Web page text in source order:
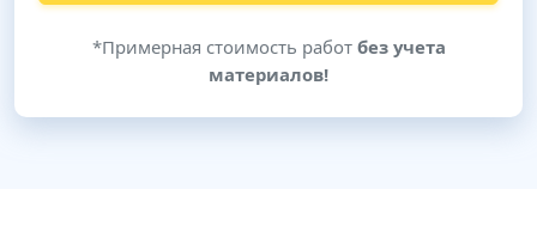
*Примерная стоимость работ без учета
материалов!